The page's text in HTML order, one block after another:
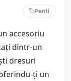
Penti
accesoriu
dintr-un
dresuri
ți un